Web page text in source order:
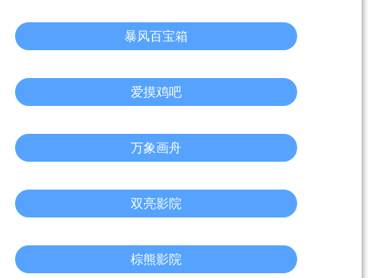
暴风百宝箱
爱摸鸡吧
万象画舟
双亮影院
棕熊影院